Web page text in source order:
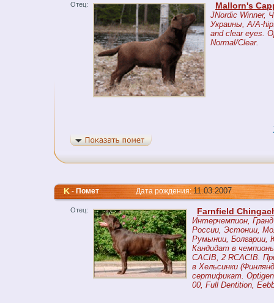
Отец: Mallorn's
JNordic Winner,
Украины, A/A-
and clear eyes.
Normal/Clear.
K-ПометДата рождения:11.03.2007
Отец: Farnfield
Интерчемпион,
России, Эстонии,
Румынии, Болгарии,
Кандидат в
CACIB, 2 RCACIB.
в Хельсинки
сертификат.
00, Full Dentition,